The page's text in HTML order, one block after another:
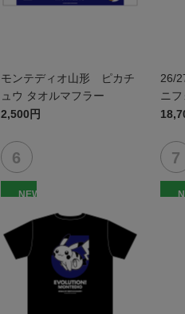
モンテディオ山形 ピカチ
ュウ タオルマフラー
2,500円
26/
ニ
NEW